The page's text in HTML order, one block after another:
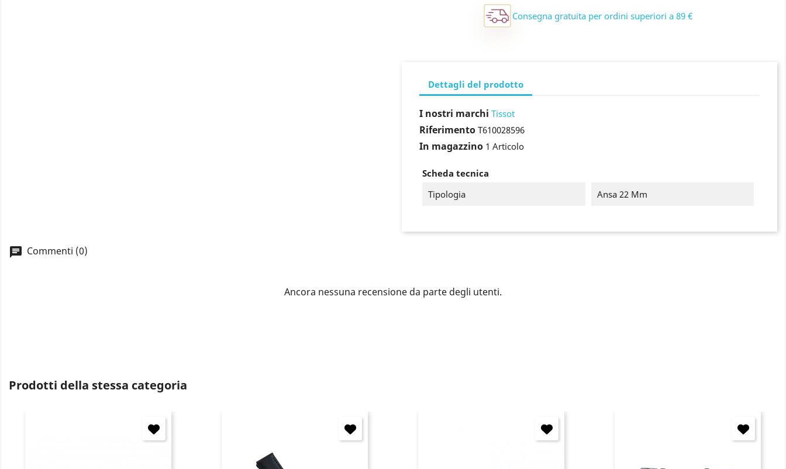
Consegna gratuita per ordini superiori a 89 €
Dettagli del prodotto
I nostri marchi Tissot
Riferimento T610028596
In magazzino 1 Articolo
Scheda tecnica
Tipologia
Ansa 22 Mm
Commenti (0)
Ancora nessuna recensione da parte degli utenti.
Prodotti della stessa categoria